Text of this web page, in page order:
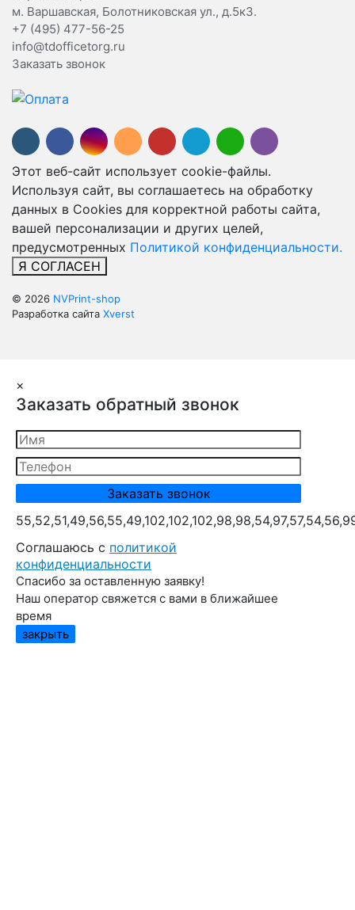
м. Варшавская, Болотниковская ул., д.5к3.
+7 (495) 477-56-25
info@tdofficetorg.ru
Заказать звонок
Этот веб-сайт использует cookie-файлы.
Используя сайт, вы соглашаетесь на обработку
данных в Cookies для корректной работы сайта,
вашей персонализации и других целей,
предусмотренных Политикой конфиденциальности.
Я СОГЛАСЕН
© 2026 NVPrint-shop
Разработка сайта Xverst
×
Заказать обратный звонок
Cоглашаюсь с политикой
конфиденциальности
Спасибо за оставленную заявку!
Наш оператор свяжется с вами в ближайшее
время
закрыть